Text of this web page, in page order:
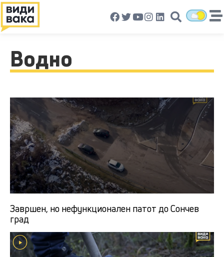
Водно
Завршен, но нефункционален патот до Сончев
град